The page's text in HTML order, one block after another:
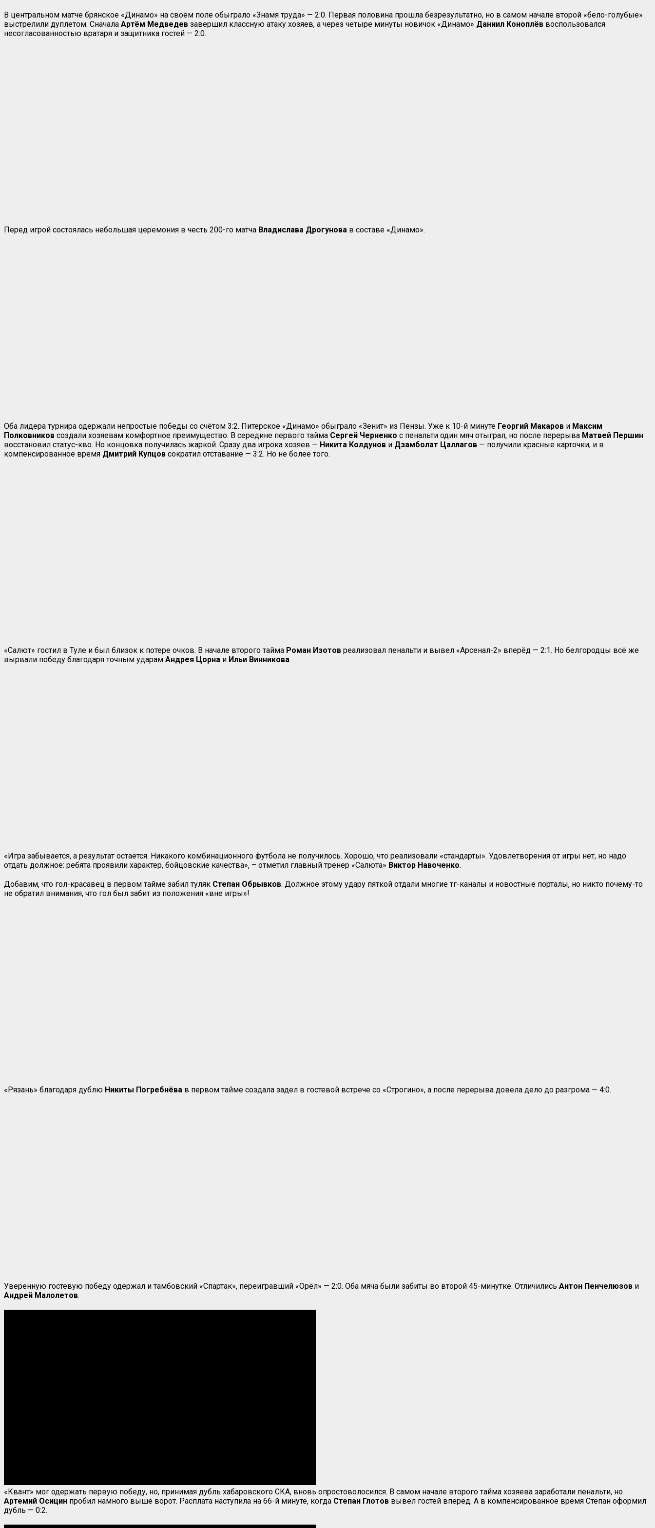
В центральном матче брянское «Динамо» на своём поле обыграло «Знамя труда» — 2:0. Первая половина прошла безрезультатно, но в самом начале второй «бело-голубые»
выстрелили дуплетом. Сначала Артём Медведев завершил классную атаку хозяев, а через четыре минуты новичок «Динамо» Даниил Коноплёв воспользовался
несогласованностью вратаря и защитника гостей — 2:0.
Перед игрой состоялась небольшая церемония в честь 200-го матча Владислава Дрогунова в составе «Динамо».
Оба лидера турнира одержали непростые победы со счётом 3:2. Питерское «Динамо» обыграло «Зенит» из Пензы. Уже к 10-й минуте Георгий Макаров и Максим
Полковников создали хозяевам комфортное преимущество. В середине первого тайма Сергей Черненко с пенальти один мяч отыграл, но после перерыва Матвей Першин
восстановил статус-кво. Но концовка получилась жаркой. Сразу два игрока хозяев — Никита Колдунов и Дзамболат Цаллагов — получили красные карточки, и в
компенсированное время Дмитрий Купцов сократил отставание — 3:2. Но не более того.
«Салют» гостил в Туле и был близок к потере очков. В начале второго тайма Роман Изотов реализовал пенальти и вывел «Арсенал-2» вперёд — 2:1. Но белгородцы всё же
вырвали победу благодаря точным ударам Андрея Цорна и Ильи Винникова.
«Игра забывается, а результат остаётся. Никакого комбинационного футбола не получилось. Хорошо, что реализовали «стандарты». Удовлетворения от игры нет, но надо
отдать должное: ребята проявили характер, бойцовские качества», – отметил главный тренер «Салюта» Виктор Навоченко.
Добавим, что гол-красавец в первом тайме забил туляк Степан Обрывков. Должное этому удару пяткой отдали многие тг-каналы и новостные порталы, но никто почему-то
не обратил внимания, что гол был забит из положения «вне игры»!
«Рязань» благодаря дублю Никиты Погребнёва в первом тайме создала задел в гостевой встрече со «Строгино», а после перерыва довела дело до разгрома — 4:0.
Уверенную гостевую победу одержал и тамбовский «Спартак», переигравший «Орёл» — 2:0. Оба мяча были забиты во второй 45-минутке. Отличились Антон Пенчелюзов и
Андрей Малолетов.
«Квант» мог одержать первую победу, но, принимая дубль хабаровского СКА, вновь опростоволосился. В самом начале второго тайма хозяева заработали пенальти, но
Артемий Осицин пробил намного выше ворот. Расплата наступила на 66-й минуте, когда Степан Глотов вывел гостей вперёд. А в компенсированное время Степан оформил
дубль — 0:2.